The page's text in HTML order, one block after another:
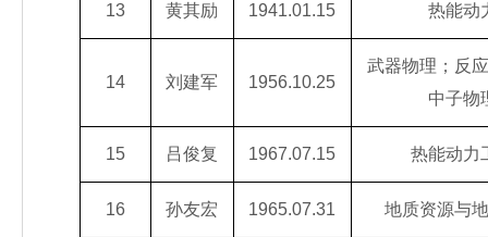
13 黄其励 1941.01.15 热能动
14 刘建军 1956.10.25
武器物理；反
中子物
15 吕俊复 1967.07.15 热能动力
16 孙友宏 1965.07.31 地质资源与